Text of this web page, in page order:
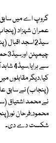
گروپ اے میں سابق
سیڈ2اسجد
سے
کیا،دیگر
(پنجاب) نے سابق
نے محمد اشتیاق
محمود،فرحان
شکست دے دی۔